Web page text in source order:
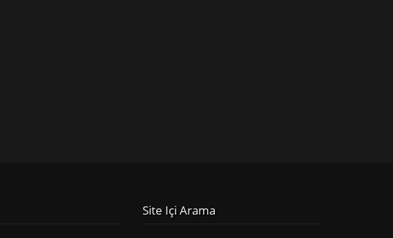
Site Içi Arama